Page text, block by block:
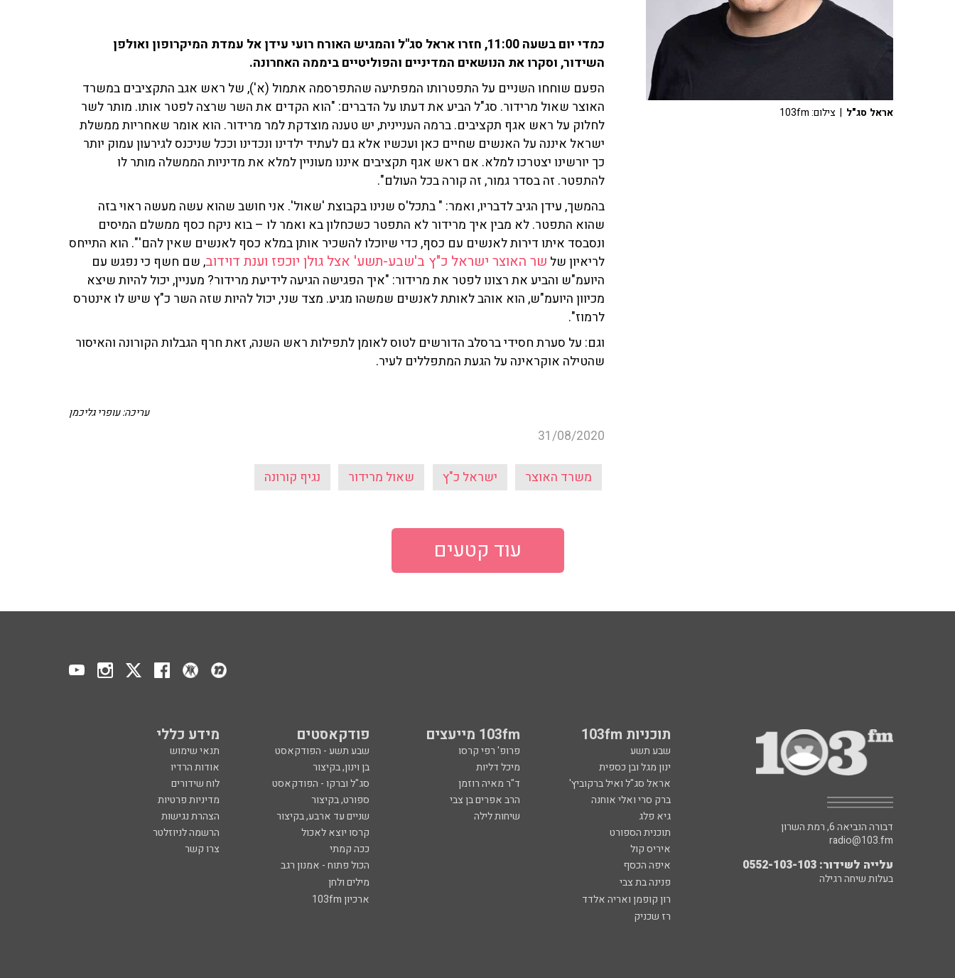
כמדי יום בשעה 11:00, חזרו אראל סג"ל והמגיש האורח רועי עידן אל עמדת המיקרופון ואולפן
השידור, וסקרו את הנושאים המדיניים והפוליטיים ביממה האחרונה.
הפעם שוחחו השניים על התפטרותו המפתיעה שהתפרסמה אתמול (א'), של ראש אגב התקציבים במשרד
האוצר שאול מרידור. סג"ל הביע את דעתו על הדברים: "הוא הקדים את השר שרצה לפטר אותו. מותר לשר
לחלוק על ראש אגף תקציבים. ברמה העניינית, יש טענה מוצדקת למר מרידור. הוא אומר שאחריות ממשלת
ישראל איננה על האנשים שחיים כאן ועכשיו אלא גם לעתיד ילדינו ונכדינו וככל שניכנס לגירעון עמוק יותר
כך יורשינו יצטרכו למלא. אם ראש אגף תקציבים איננו מעוניין למלא את מדיניות הממשלה מותר לו
להתפטר. זה בסדר גמור, זה קורה בכל העולם".
בהמשך, עידן הגיב לדבריו, ואמר: " בתכל'ס שנינו בקבוצת 'שאול'. אני חושב שהוא עשה מעשה ראוי בזה
שהוא התפטר. לא מבין איך מרידור לא התפטר כשכחלון בא ואמר לו – בוא ניקח כסף ממשלם המיסים
ונסבסד איתו דירות לאנשים עם כסף, כדי שיוכלו להשכיר אותן במלא כסף לאנשים שאין להם'". הוא התייחס
לריאיון של שר האוצר ישראל כ"ץ ב'שבע-תשע' אצל גולן יוכפז וענת דוידוב, שם חשף כי נפגש עם
היועמ"ש והביע את רצונו לפטר את מרידור: "איך הפגישה הגיעה לידיעת מרידור? מעניין, יכול להיות שיצא
מכיוון היועמ"ש, הוא אוהב לאותת לאנשים שמשהו מגיע. מצד שני, יכול להיות שזה השר כ"ץ שיש לו אינטרס
לרמוז".
וגם: על סערת חסידי ברסלב הדורשים לטוס לאומן לתפילות ראש השנה, זאת חרף הגבלות הקורונה והאיסור
שהטילה אוקראינה על הגעת המתפללים לעיר.
עריכה: עופרי גליכמן
31/08/2020
משרד האוצר ישראל כ"ץ שאול מרידור נגיף קורונה
אראל סג"ל | צילום: 103fm
עוד קטעים
תוכניות 103fm 103fm מייעצים פודקאסטים מידע כללי
שבע תשע פרופ' רפי קרסו שבע תשע - הפודקאסט
תנאי שימוש
ינון מגל ובן כספית
מיכל דליות בן וינון, בקיצור
אודות הרדיו
אראל סג"ל ואיל ברקוביץ'
ד"ר מאיה רוזמן סג"ל וברקו - הפודקאסט
לוח שידורים
ברק סרי ואלי אוחנה
הרב אפרים בן צבי ספורט, בקיצור
מדיניות פרטיות
גיא פלג
שיחות לילה שניים עד ארבע, בקיצור
הצהרת נגישות
תוכנית הספורט
קרסו יוצא לאכול
הרשמה לניוזלטר
איריס קול
ככה קמתי
צרו קשר
איפה הכסף
הכול פתוח - אמנון רגב
פנינה בת צבי
מילים ולחן
רון קופמן ואריה אלדד
ארכיון 103fm
רז שכניק
דבורה הנביאה 6, רמת השרון
radio@103.fm
עלייה לשידור: 0552-103-103
בעלות שיחה רגילה